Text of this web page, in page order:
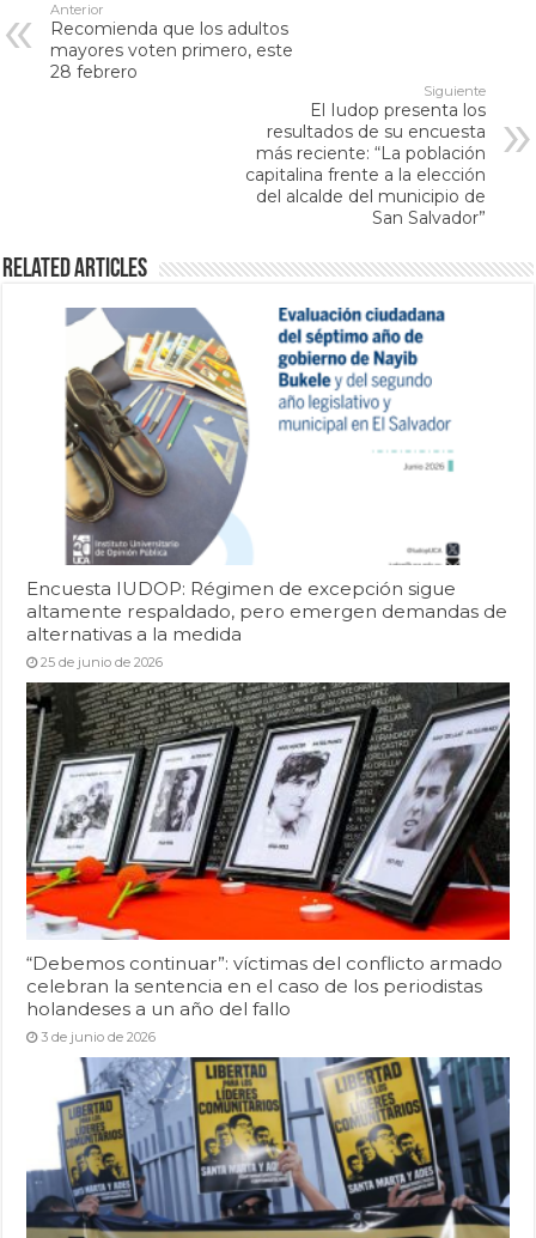
Anterior
Recomienda que los adultos
mayores voten primero, este
28 febrero
Siguiente
El Iudop presenta los
resultados de su encuesta
más reciente: “La población
capitalina frente a la elección
del alcalde del municipio de
San Salvador”
Related Articles
Encuesta IUDOP: Régimen de excepción sigue
altamente respaldado, pero emergen demandas de
alternativas a la medida
25 de junio de 2026
“Debemos continuar”: víctimas del conflicto armado
celebran la sentencia en el caso de los periodistas
holandeses a un año del fallo
3 de junio de 2026